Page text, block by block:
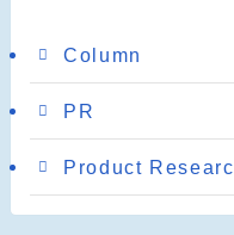
Column
PR
Product